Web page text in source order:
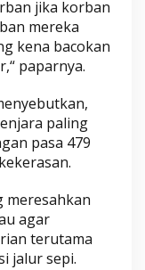
jika korban
mereka
kena bacokan
paparnya.
paling
pasa 479
meresahkan
agar
terutama
jalur sepi.